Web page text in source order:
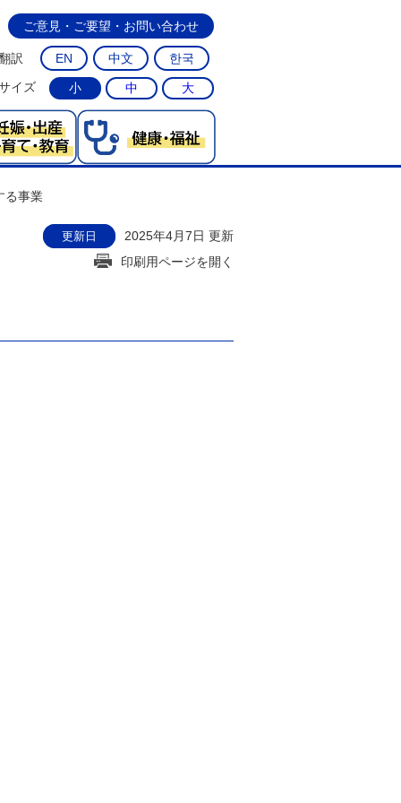
ご意見・ご要望・お問い合わせ
訳 EN 中文
한국
イズ
小 中 大
る事業
更新日
2025年4月7日 更新
印刷用ページを開く